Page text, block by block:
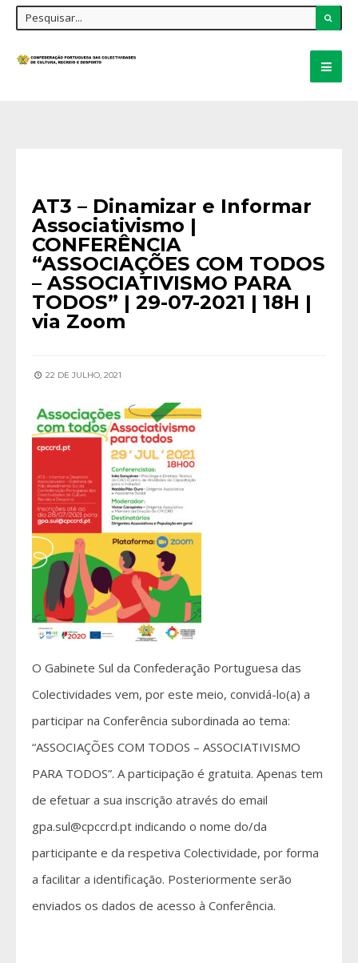
AT3 – Dinamizar e Informar
Associativismo |
CONFERÊNCIA
“ASSOCIAÇÕES COM TODOS
– ASSOCIATIVISMO PARA
TODOS” | 29-07-2021 | 18H |
via Zoom
22 DE JULHO, 2021
O Gabinete Sul da Confederação Portuguesa das
Colectividades vem, por este meio, convidá-lo(a) a
participar na Conferência subordinada ao tema:
“ASSOCIAÇÕES COM TODOS – ASSOCIATIVISMO
PARA TODOS”. A participação é gratuita. Apenas tem
de efetuar a sua inscrição através do email
gpa.sul@cpccrd.pt indicando o nome do/da
participante e da respetiva Colectividade, por forma
a facilitar a identificação. Posteriormente serão
enviados os dados de acesso à Conferência.